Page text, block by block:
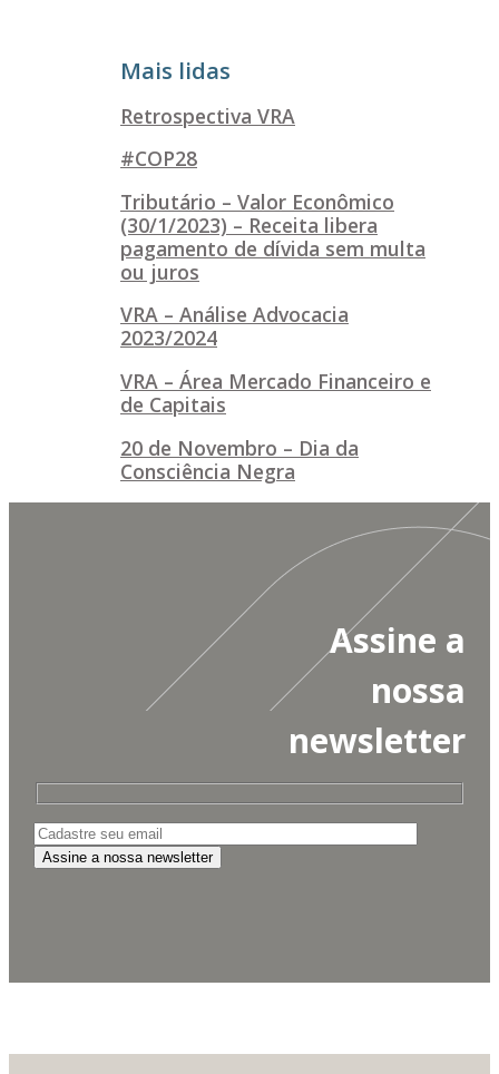
Mais lidas
Retrospectiva VRA
#COP28
Tributário – Valor Econômico
(30/1/2023) – Receita libera
pagamento de dívida sem multa
ou juros
VRA – Análise Advocacia
2023/2024
VRA – Área Mercado Financeiro e
de Capitais
20 de Novembro – Dia da
Consciência Negra
Assine a
nossa
newsletter